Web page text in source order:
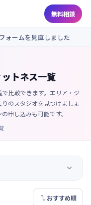
無料相談
ォームを見直しました
トネス一覧
比較できます。エリア・ジ
のスタジオを見つけましょ
申し込みも可能です。

 おすすめ順